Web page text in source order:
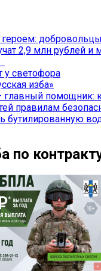
героем:
2,9 млн рублей и
у светофора
изба»
главный помощник:
правилам
бутилированную
по